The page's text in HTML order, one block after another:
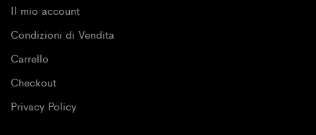
Il mio account
Condizioni di Vendita
Carrello
Checkout
Privacy Policy